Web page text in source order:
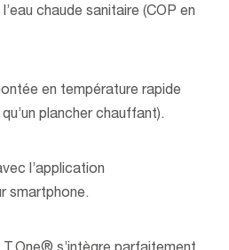
chaude sanitaire (COP en
en température rapide
plancher chauffant).
l’application
smartphone.